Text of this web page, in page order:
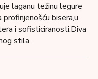
laganu težinu legure
bisera,u
i sofisticiranosti.Diva
stila.